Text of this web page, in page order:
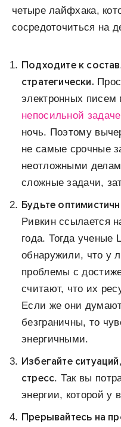
четыре лайфхака,
сосредоточиться на
Подходите к
стратегически.
электронных писем
непосильной
ночь. Поэтому
не самые срочные
неотложными
сложные задачи,
Будьте
Ривкин ссылается
года. Тогда ученые
обнаружили, что у
проблемы с
считают, что их
Если же они
безграничны, то
энергичными.
Избегайте
стресс. Так вы
энергии, которой у
Прерывайтесь на